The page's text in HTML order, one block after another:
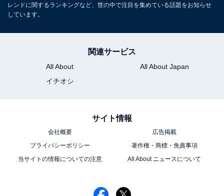
能人ランキング！ 2位「鈴木亮平」を抑えた1位
は？
レンドに関するランキングなど、世の中で注目を集めている話題をお知らせ
しています。
関連サービス
All About
All About Japan
イチオシ
サイト情報
会社概要
広告掲載
プライバシーポリシー
著作権・商標・免責事項
当サイトの情報についての注意
All About ニュースについて